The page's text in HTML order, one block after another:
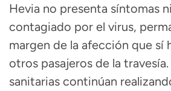
Hevia no presenta síntomas
contagiado por el virus,
margen de la afección que sí
otros pasajeros de la
sanitarias continúan